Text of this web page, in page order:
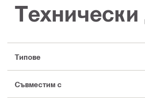
Типове
Съвместим с